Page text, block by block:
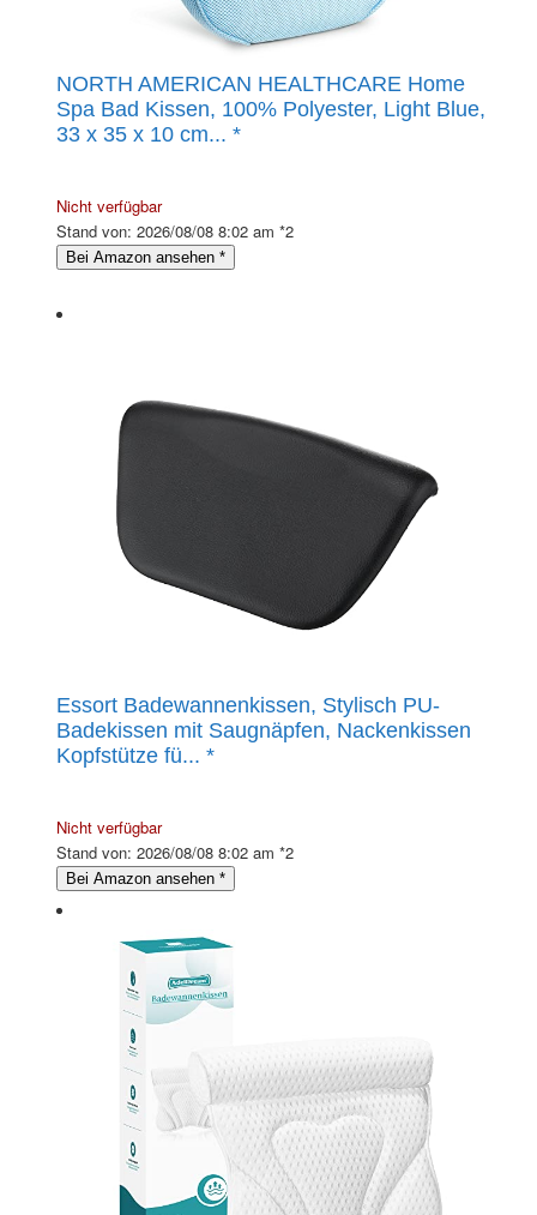
NORTH AMERICAN HEALTHCARE Home
Spa Bad Kissen, 100% Polyester, Light Blue,
33 x 35 x 10 cm... *
Nicht verfügbar
Stand von: 2026/08/08 8:02 am *2
Bei Amazon ansehen *
Essort Badewannenkissen, Stylisch PU-
Badekissen mit Saugnäpfen, Nackenkissen
Kopfstütze fü... *
Nicht verfügbar
Stand von: 2026/08/08 8:02 am *2
Bei Amazon ansehen *